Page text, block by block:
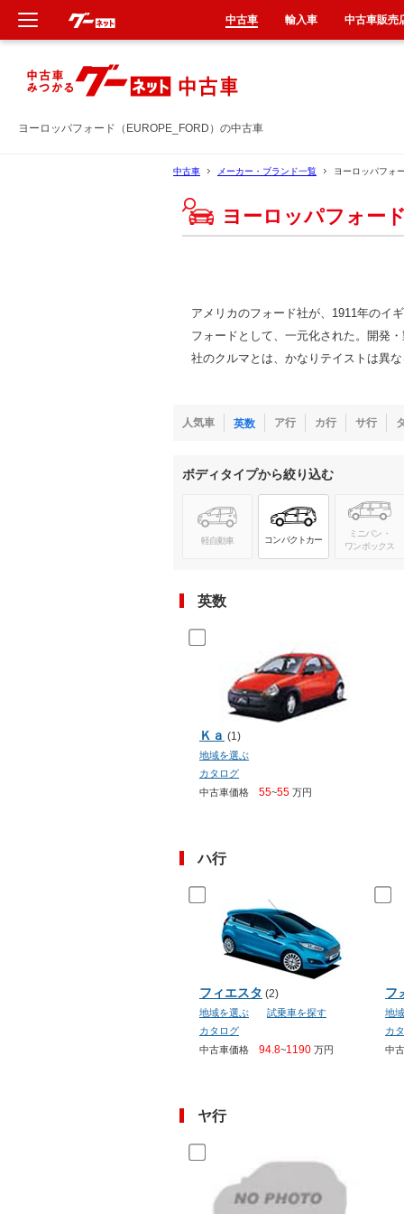
ヨーロッパフォード（EUROPE_FORD）の中古車
中古車 メーカー・ブランド一覧 ヨーロッパフォ
ヨーロッパフォー
アメリカのフォード社が、1911年のイ
フォードとして、一元化された。開発
社のクルマとは、かなりテイストは異
人気車 英数 ア行 カ行 サ行
ボディタイプから絞り込む
軽自動車 コンパクトカー
ミニバン・
ワンボックス
英数
Ｋａ (1)
地域を選ぶ
カタログ
中古車価格 55~55 万円
ハ行
フィエスタ (2)
地域を選ぶ
試乗車を探す
カタログ
中古車価格 94.8~1190 万円
フ
地
カ
中
ヤ行
中古車 輸入車 中古車販売
新車
中古車